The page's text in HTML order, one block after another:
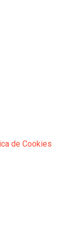
de Cookies